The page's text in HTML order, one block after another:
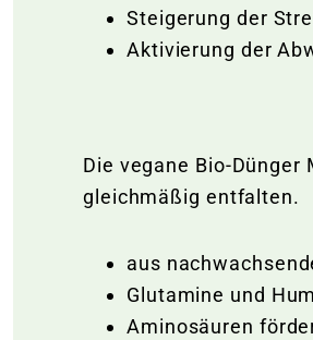
Steigerung der
Aktivierung der
Die vegane Bio-
gleichmäßig entfalten.
aus
Glutamine und
Aminosäuren